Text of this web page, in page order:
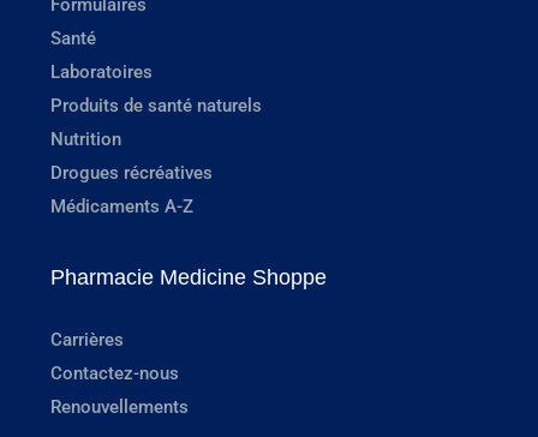
Formulaires
Santé
Laboratoires
Produits de santé naturels
Nutrition
Drogues récréatives
Médicaments A-Z
Pharmacie Medicine Shoppe
Carrières
Contactez-nous
Renouvellements